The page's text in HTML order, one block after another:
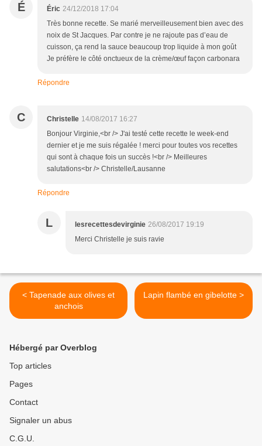
É Éric 24/12/2018 17:04
Très bonne recette. Se marié merveilleusement bien avec des
noix de St Jacques. Par contre je ne rajoute pas d’eau de
cuisson, ça rend la sauce beaucoup trop liquide à mon goût
Je préfère le côté onctueux de la crème/œuf façon carbonara
Répondre
C Christelle 14/08/2017 16:27
Bonjour Virginie,<br /> J'ai testé cette recette le week-end
dernier et je me suis régalée ! merci pour toutes vos recettes
qui sont à chaque fois un succès !<br /> Meilleures
salutations<br /> Christelle/Lausanne
Répondre
L lesrecettesdevirginie 26/08/2017 19:19
Merci Christelle je suis ravie
< Tapenade aux olives et
anchois
Lapin flambé en gibelotte >
Hébergé par Overblog
Top articles
Pages
Contact
Signaler un abus
C.G.U.